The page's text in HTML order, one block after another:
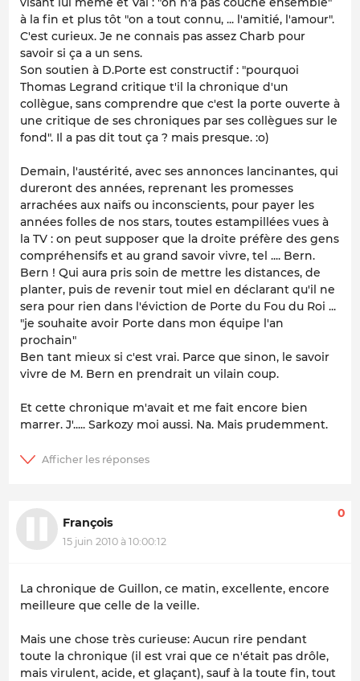
à la fin et plus tôt "on a tout connu, ... l'amitié, l'amour".
C'est curieux. Je ne connais pas assez Charb pour
savoir si ça a un sens.
Son soutien à D.Porte est constructif : "pourquoi
Thomas Legrand critique t'il la chronique d'un
collègue, sans comprendre que c'est la porte ouverte à
une critique de ses chroniques par ses collègues sur le
fond". Il a pas dit tout ça ? mais presque. :o)
Demain, l'austérité, avec ses annonces lancinantes, qui
dureront des années, reprenant les promesses
arrachées aux naïfs ou inconscients, pour payer les
années folles de nos stars, toutes estampillées vues à
la TV : on peut supposer que la droite préfère des gens
compréhensifs et au grand savoir vivre, tel .... Bern.
Bern ! Qui aura pris soin de mettre les distances, de
planter, puis de revenir tout miel en déclarant qu'il ne
sera pour rien dans l'éviction de Porte du Fou du Roi ...
"je souhaite avoir Porte dans mon équipe l'an
prochain"
Ben tant mieux si c'est vrai. Parce que sinon, le savoir
vivre de M. Bern en prendrait un vilain coup.
Et cette chronique m'avait et me fait encore bien
marrer. J'..... Sarkozy moi aussi. Na. Mais prudemment.
François
15 juin 2010 à 10:00:12
0
La chronique de Guillon, ce matin, excellente, encore
meilleure que celle de la veille.
Mais une chose très curieuse: Aucun rire pendant
toute la chronique (il est vrai que ce n'était pas drôle,
mais virulent, acide, et glaçant), sauf à la toute fin, tout